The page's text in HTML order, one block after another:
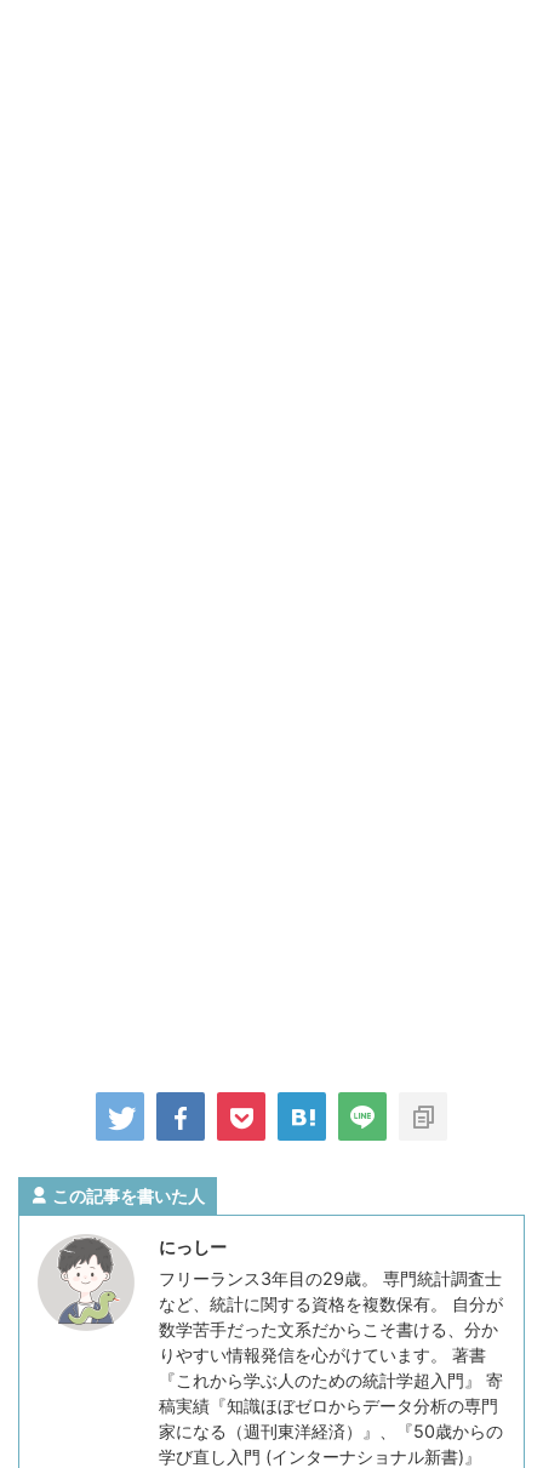
この記事を書いた人
にっしー
フリーランス3年目の29歳。 専門統計調査士
など、統計に関する資格を複数保有。 自分が
数学苦手だった文系だからこそ書ける、分か
りやすい情報発信を心がけています。 著書
『これから学ぶ人のための統計学超入門』 寄
稿実績『知識ほぼゼロからデータ分析の専門
家になる（週刊東洋経済）』、『50歳からの
学び直し入門 (インターナショナル新書)』